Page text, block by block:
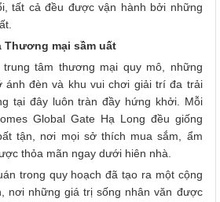
tất cả đều được vận hành bởi những
Thương mại sầm uất
tâm thương mại quy mô, những
ánh đèn và khu vui chơi giải trí đa trải
tại đây luôn tràn đầy hứng khởi. Mỗi
Global Gate Hạ Long đều giống
tận, nơi mọi sở thích mua sắm, ẩm
thỏa mãn ngay dưới hiên nhà.
trong quy hoạch đã tạo ra một cộng
nơi những giá trị sống nhân văn được